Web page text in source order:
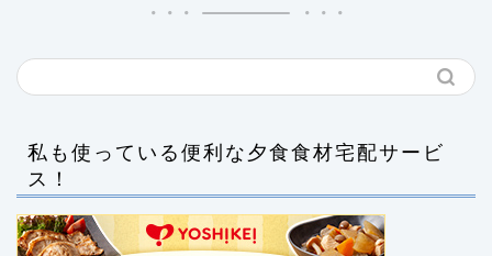
私も使っている便利な夕食食材宅配サービ
ス！